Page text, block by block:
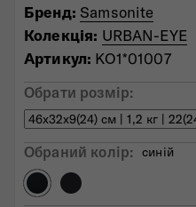
Бренд: Samsonite
Колекція: URBAN-EYE
Артикул: KO1*01007
Обрати розмір:
Обраний колiр: синій